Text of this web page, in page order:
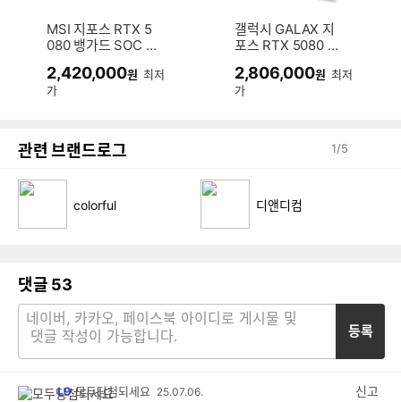
MSI 지포스 RTX 5
080 뱅가드 SOC D
져
2,420,000원 최저
가
갤럭시 GALAX 지
포스 RTX 5080 W
2,806,000원 최저
가
관련 브랜드로그 1/5
colorful 디앤디컴
댓글 53
등록
L9 모두당첨되세요 25.07.06.
신고